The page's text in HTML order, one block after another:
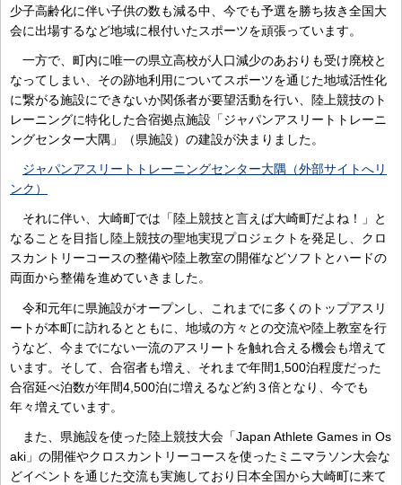
少子高齢化に伴い子供の数も減る中、今でも予選を勝ち抜き全国大
会に出場するなど地域に根付いたスポーツを頑張っています。
一方で、町内に唯一の県立高校が人口減少のあおりも受け廃校と
なってしまい、その跡地利用についてスポーツを通じた地域活性化
に繋がる施設にできないか関係者が要望活動を行い、陸上競技のト
レーニングに特化した合宿拠点施設「ジャパンアスリートトレーニ
ングセンター大隅」（県施設）の建設が決まりました。
ジャパンアスリートトレーニングセンター大隅（外部サイトへリ
ンク）
それに伴い、大崎町では「陸上競技と言えば大崎町だよね！」と
なることを目指し陸上競技の聖地実現プロジェクトを発足し、クロ
スカントリーコースの整備や陸上教室の開催などソフトとハードの
両面から整備を進めていきました。
令和元年に県施設がオープンし、これまでに多くのトップアスリ
ートが本町に訪れるとともに、地域の方々との交流や陸上教室を行
うなど、今までにない一流のアスリートを触れ合える機会も増えて
います。そして、合宿者も増え、それまで年間1,500泊程度だった
合宿延べ泊数が年間4,500泊に増えるなど約３倍となり、今でも
年々増えています。
また、県施設を使った陸上競技大会「Japan Athlete Games in Os
aki」の開催やクロスカントリーコースを使ったミニマラソン大会な
どイベントを通じた交流も実施しており日本全国から大崎町に来て